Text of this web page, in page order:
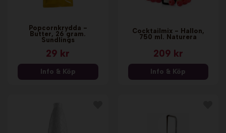
Popcornkrydda -
Butter, 26 gram.
Sundlings
29 kr
Info & Köp
Cocktailmix - Hallon,
750 ml. Naturera
209 kr
Info & Köp